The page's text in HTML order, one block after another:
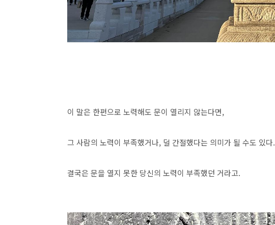
이 말은 한편으로 노력해도 문이 열리지 않는다면,
그 사람의 노력이 부족했거나, 덜 간절했다는 의미가 될 수도 있다.
결국은 문을 열지 못한 당신의 노력이 부족했던 거라고.